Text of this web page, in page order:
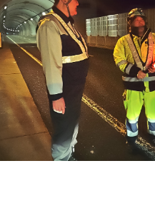
反社会的勢力排除宣言
カスタマーハラスメントに対する
プライバシーポリシー